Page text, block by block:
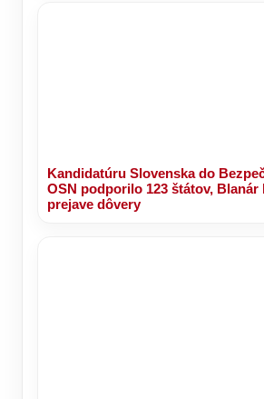
Kandidatúru Slovenska do
OSN podporilo 123 štátov, Blanár
prejave dôvery